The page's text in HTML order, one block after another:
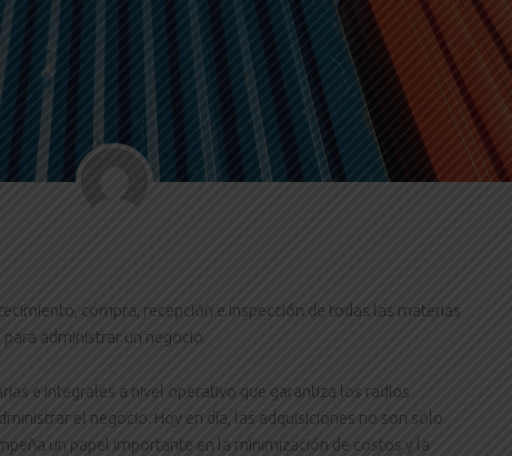
compra, recepción e inspección de todas las materias
administrar un negocio.
e integrales a nivel operativo que garantiza los radios
el negocio. Hoy en día, las adquisiciones no son sólo
un papel importante en la minimización de costos y la